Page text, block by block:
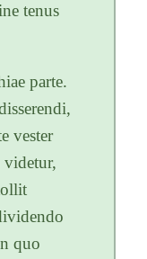
tenus
parte.
vester
quo